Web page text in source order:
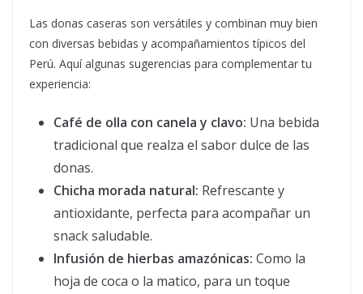
Las donas caseras son versátiles y combinan muy bien
con diversas bebidas y acompañamientos típicos del
Perú. Aquí algunas sugerencias para complementar tu
experiencia:
Café de olla con canela y clavo: Una bebida
tradicional que realza el sabor dulce de las
donas.
Chicha morada natural: Refrescante y
antioxidante, perfecta para acompañar un
snack saludable.
Infusión de hierbas amazónicas: Como la
hoja de coca o la matico, para un toque